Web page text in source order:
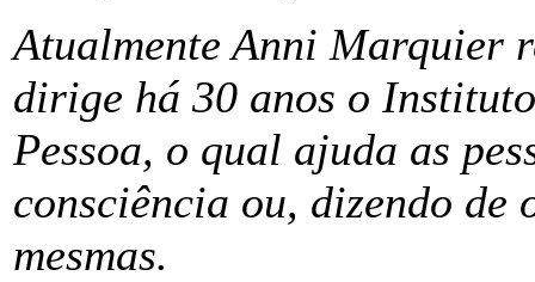
Atualmente Anni Marquier
dirige há 30 anos o
Pessoa, o qual ajuda as
consciência ou, dizendo
mesmas.